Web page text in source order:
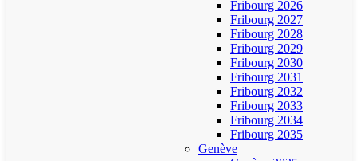
Fribourg 2026
Fribourg 2027
Fribourg 2028
Fribourg 2029
Fribourg 2030
Fribourg 2031
Fribourg 2032
Fribourg 2033
Fribourg 2034
Fribourg 2035
Genève